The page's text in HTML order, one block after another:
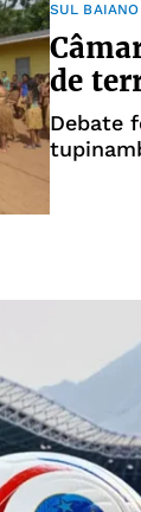
SUL BAIANO
de
Debate